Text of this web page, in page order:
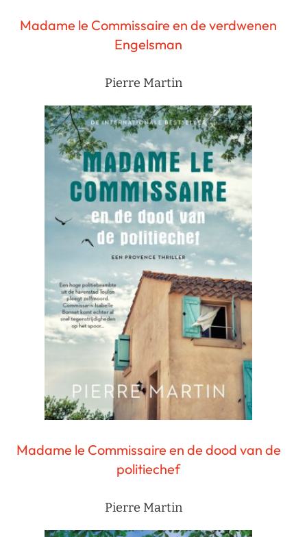
Madame le Commissaire en de verdwenen
Engelsman
Pierre Martin
Madame le Commissaire en de dood van de
politiechef
Pierre Martin